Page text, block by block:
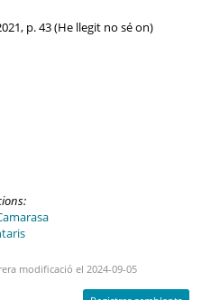
p. 43 (He llegit no sé on)
modificació el 2024-09-05